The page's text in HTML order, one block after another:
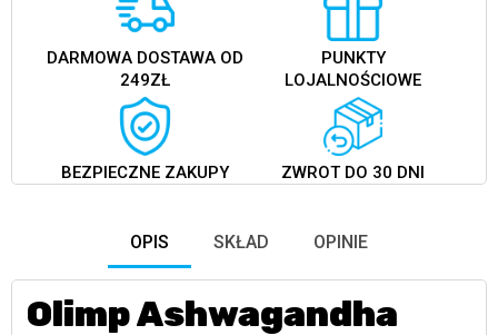
DARMOWA DOSTAWA OD
249ZŁ
PUNKTY
LOJALNOŚCIOWE
BEZPIECZNE ZAKUPY ZWROT DO 30 DNI
OPIS SKŁAD OPINIE
Olimp Ashwagandha